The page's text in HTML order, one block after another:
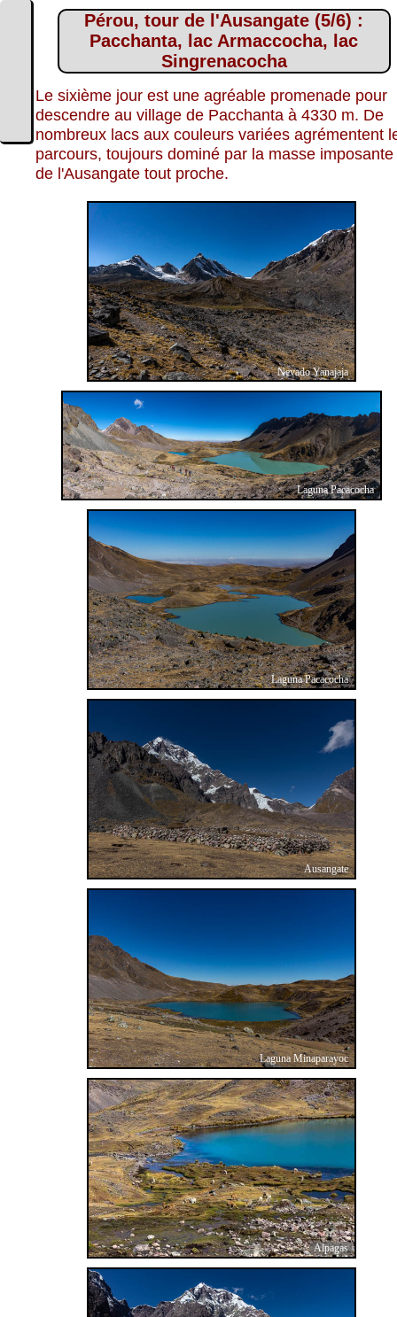
Pérou, tour de l'Ausangate (5/6) :
Pacchanta, lac Armaccocha, lac
Singrenacocha
Le sixième jour est une agréable promenade pour
descendre au village de Pacchanta à 4330 m. De
nombreux lacs aux couleurs variées agrémentent
parcours, toujours dominé par la masse imposante
de l'Ausangate tout proche.
Nevado Yanajaja
Laguna Pacacocha
Laguna Pacacocha
Ausangate
Laguna Minaparayoc
Alpagas